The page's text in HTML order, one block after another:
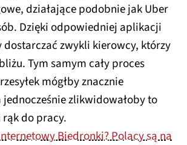
działające podobnie jak Uber
Dzięki odpowiedniej aplikacji
zwykli kierowcy, którzy
Tym samym cały proces
mógłby znacznie
jednocześnie zlikwidowałoby to
do pracy.
Biedronki? Polacy są na